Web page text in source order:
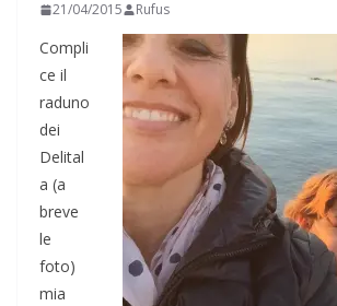
21/04/2015 Rufus
Compli
ce il
raduno
dei
Delital
a (a
breve
le
foto)
mia